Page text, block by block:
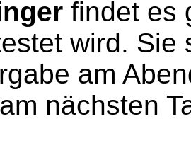
findet es
wird. Sie
am
nächsten